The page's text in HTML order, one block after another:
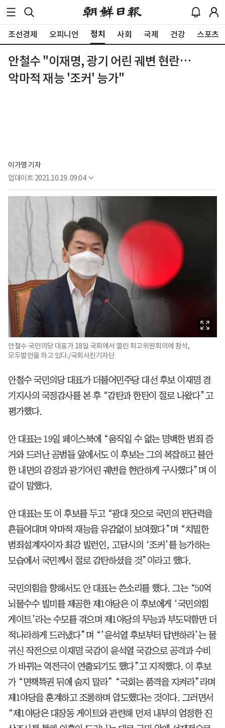
조선경제 오피니언 정치 사회 국제 건강 스포츠
안철수 "이재명, 광기 어린 궤변 현란…
악마적 재능 '조커' 능가"
이가영 기자
업데이트 2021.10.19. 09:04
안철수 국민의당 대표가 18일 국회에서 열린 최고위원회의에 참석,
모두발언을 하고 있다./국회사진기자단
안철수 국민의당 대표가 더불어민주당 대선 후보 이재명 경
기지사의 국정감사를 본 후 “감탄과 한탄이 절로 나왔다”고
평가했다.
안 대표는 19일 페이스북에 “움직일 수 없는 명백한 범죄 증
거와 드러난 공범들 앞에서도 이 후보는 그의 복잡하고 불안
한 내면의 감정과 광기어린 궤변을 현란하게 구사했다”며 이
같이 말했다.
안 대표는 또 이 후보를 두고 “광대 짓으로 국민의 판단력을
흔들어대며 악마적 재능을 유감없이 보여줬다”며 “치밀한
범죄설계자이자 최강 빌런인, 고담시의 ‘조커’를 능가하는
모습에서 국민께서 절로 감탄하셨을 것”이라고 했다.
국민의힘을 향해서도 안 대표는 쓴소리를 했다. 그는 “50억
뇌물수수 빌미를 제공한 제1야당은 이 후보에게 ‘국민의힘
게이트’라는 수모를 겪으며 제1야당의 무능과 부도덕함만 더
적나라하게 드러냈다”며 “’윤석열 후보부터 답변하라’는 물
귀신 작전으로 이재명 국감이 윤석열 국감으로 공격과 수비
가 바뀌는 역전극이 연출되기도 했다”고 지적했다. 이 후보
가 “면책특권 뒤에 숨지 말라” “국회는 품격을 지켜라”라며
제1야당을 훈계하고 조롱하며 압도했다는 것이다. 그러면서
“제1야당은 대장동 게이트와 관련해 먼저 내부의 엄정한 진